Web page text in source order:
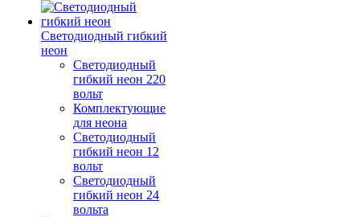
Светодиодный гибкий
неон
Светодиодный
гибкий неон 220
вольт
Комплектующие
для неона
Светодиодный
гибкий неон 12
вольт
Светодиодный
гибкий неон 24
вольта